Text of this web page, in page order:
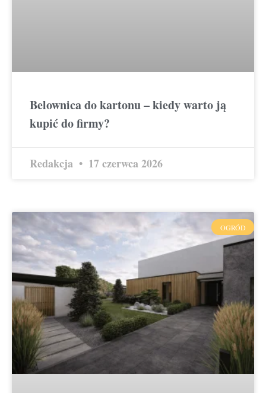
Belownica do kartonu – kiedy warto ją
kupić do firmy?
Redakcja 17 czerwca 2026
OGRÓD